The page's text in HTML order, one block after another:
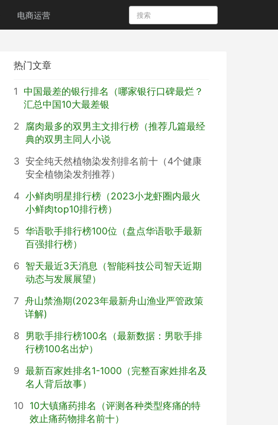
电商运营
热门文章
1 中国最差的银行排名（哪家银行口碑最烂？
汇总中国10大最差银
2 腐肉最多的双男主文排行榜（推荐几篇最经
典的双男主同人小说
3 安全纯天然植物染发剂排名前十（4个健康
安全植物染发剂推荐）
4 小鲜肉明星排行榜（2023小龙虾圈内最火
小鲜肉top10排行榜）
5 华语歌手排行榜100位（盘点华语歌手最新
百强排行榜）
6 智天最近3天消息（智能科技公司智天近期
动态与发展展望）
7 舟山禁渔期(2023年最新舟山渔业严管政策
详解)
8 男歌手排行榜100名（最新数据：男歌手排
行榜100名出炉）
9 最新百家姓排名1-1000（完整百家姓排名及
名人背后故事）
10 10大镇痛药排名（评测各种类型疼痛的特
效止痛药物排名前十）